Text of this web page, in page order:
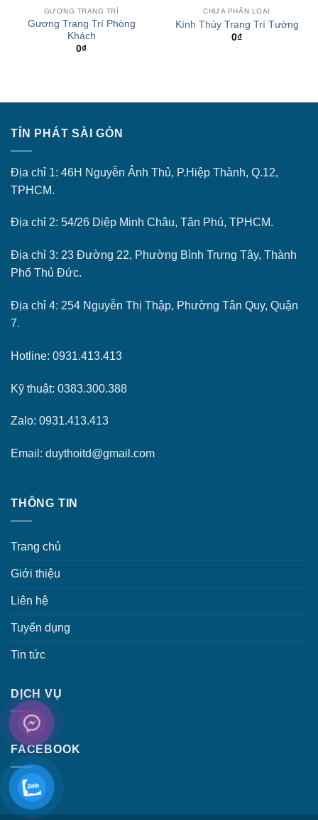
GƯƠNG TRANG TRÍ
Gương Trang Trí Phòng
Khách
0₫
CHƯA PHÂN LOẠI
Kính Thủy Trang Trí Tường
0₫
TÍN PHÁT SÀI GÒN
Địa chỉ 1: 46H Nguyễn Ảnh Thủ, P.Hiệp Thành, Q.12,
TPHCM.
Địa chỉ 2: 54/26 Diệp Minh Châu, Tân Phú, TPHCM.
Địa chỉ 3: 23 Đường 22, Phường Bình Trưng Tây, Thành
Phố Thủ Đức.
Địa chỉ 4: 254 Nguyễn Thị Thập, Phường Tân Quy, Quận
7.
Hotline: 0931.413.413
Kỹ thuật: 0383.300.388
Zalo: 0931.413.413
Email: duythoitd@gmail.com
THÔNG TIN
Trang chủ
Giới thiệu
Liên hệ
Tuyển dụng
Tin tức
DỊCH VỤ
FACEBOOK